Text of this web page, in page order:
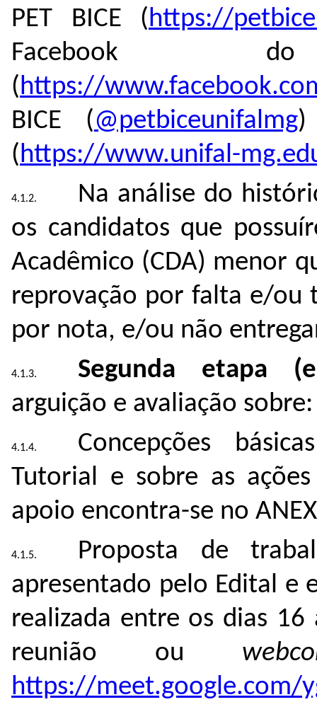
PET BICE (https://
Facebook
(https://
BICE (@petbiceunifalmg)
(https://www.unifal-
Na análise do
os candidatos que
Acadêmico (CDA) menor
reprovação por falta e/ou
por nota, e/ou não
Segunda etapa
arguição e avaliação sobre:
Concepções
Tutorial e sobre as
apoio encontra-se no
Proposta de
apresentado pelo Edital e
realizada entre os dias
reunião ou
https://meet.google.com/